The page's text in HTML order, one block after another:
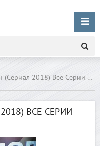
2018) Все Серии Подряд
ВСЕ СЕРИИ